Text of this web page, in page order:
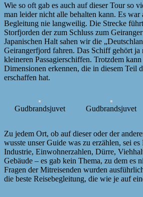
Wie so oft gab es auch auf dieser Tour so
man leider nicht alle behalten kann. Es war
Begleitung nie langweilig. Die Strecke
Storfjorden der zum Schluss zum
Japanischen Halt sahen wir die
Geirangerfjord fahren. Das Schiff gehört ja
kleineren Passagierschiffen. Trotzdem
Dimensionen erkennen, die in diesem Teil
erschaffen hat.
Gudbrandsjuvet Gudbrandsjuvet
Zu jedem Ort, ob auf dieser oder der
wusste unser Guide was zu erzählen, sei
Industrie, Einwohnerzahlen, Dürre,
Gebäude – es gab kein Thema, zu dem es
Fragen der Mitreisenden wurden
die beste Reisebegleitung, die wie je auf